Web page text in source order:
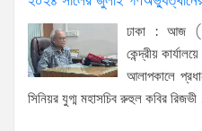
ঢাকা : আজ
কেন্দ্রীয়
আলাপকালে
সিনিয়র যুগ্ম মহাসচিব রুহুল কবির রিজভী